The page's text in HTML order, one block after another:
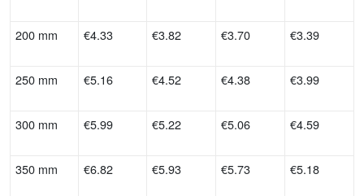
200 mm €4.33 €3.82 €3.70 €3.39
250 mm €5.16 €4.52 €4.38 €3.99
300 mm €5.99 €5.22 €5.06 €4.59
350 mm €6.82 €5.93 €5.73 €5.18